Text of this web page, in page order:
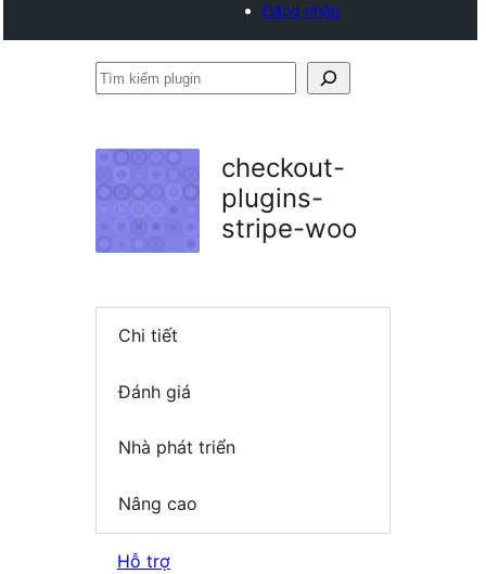
Đăng nhập
Tìm
checkout-
plugins-
stripe-woo
Chi tiết
Đánh giá
Nhà phát triển
Nâng cao
Hỗ trợ